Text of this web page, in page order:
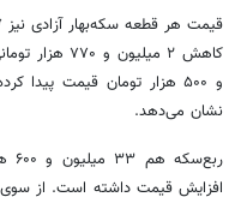
نشان می‌دهد.